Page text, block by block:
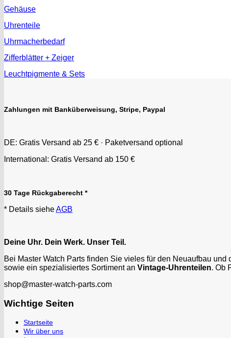
Gehäuse
Uhrenteile
Uhrmacherbedarf
Zifferblätter + Zeiger
Leuchtpigmente & Sets
Zahlungen mit Banküberweisung, Stripe, Paypal
DE: Gratis Versand ab 25 € · Paketversand optional
International: Gratis Versand ab 150 €
30 Tage Rückgaberecht *
* Details sieheAGB
Deine Uhr. Dein Werk. Unser Teil.
Bei Master Watch Parts finden Sie vieles für den Neuaufbau
sowie ein spezialisiertes Sortiment an Vintage-Uhrenteilen. Ob
shop@master-watch-parts.com
Wichtige Seiten
Startseite
Wir über uns